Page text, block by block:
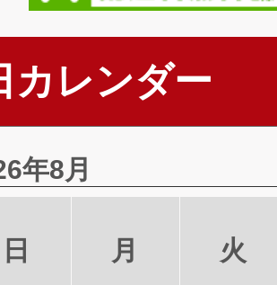
カレンダー
年8月
日 月 火